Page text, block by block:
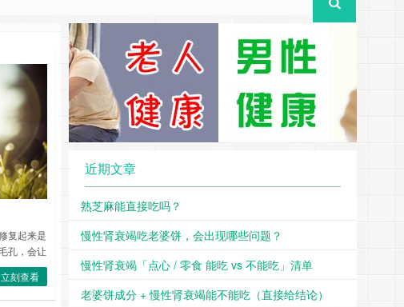
复起来是
孔，会让
不敢拍可
让本来
所以说，
立刻查看
近期文章
熟芝麻能直接吃吗？
慢性肾衰竭吃老婆饼，会出现哪些问题？
慢性肾衰竭「点心 / 零食 能吃 vs 不能吃」清单
老婆饼成分 + 慢性肾衰竭能不能吃（直接给结论）